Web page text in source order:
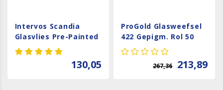
Intervos Scandia
Glasvlies Pre-Painted
1370
130,05
ProGold Glasweefsel
422 Gepigm. Rol 50
Meter
267,36 213,89